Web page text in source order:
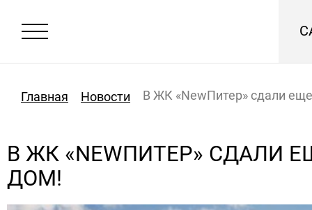
Главная Новости В ЖК «NewПитер» сдали
В ЖК «NEWПИТЕР» СДАЛИ
ДОМ!